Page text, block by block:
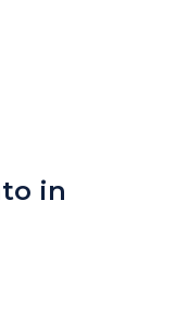
in